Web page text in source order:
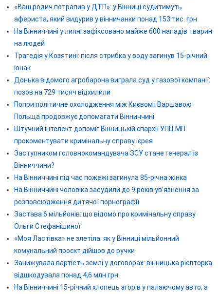
«Ваш родич потрапив у ДТП»: у Вінниці судитимуть
афериста, який видурив у вінничанки понад 153 тис. грн
На Вінниччині у липні зафіксовано майже 600 нападів тварин
на людей
Трагедія у Козятині: після стрибка у воду загинув 15-річний
юнак
Донька відомого агробарона виграла суд у газової компанії:
позов на 729 тисяч відхилили
Попри політичне охолодження між Києвом і Варшавою
Польща продовжує допомагати Вінниччині
Штучний інтелект допоміг Вінницькій єпархії УПЦ МП
прокоментувати кримінальну справу ієрея
Заступником головнокомандувача ЗСУ стане генерал із
Вінниччини?
На Вінниччині під час пожежі загинула 85-річна жінка
На Вінниччині чоловіка засудили до 9 років ув’язнення за
розповсюдження дитячої порнографії
Застава 6 мільйонів: що відомо про кримінальну справу
Ольги Стефанішиної
«Моя Ластівка» не злетіла: як у Вінниці мільйонний
комунальний проєкт дійшов до ручки
Занижувала вартість землі у договорах: вінницька рієлторка
відшкодувала понад 4,6 млн грн
На Вінниччині 15-річний хлопець згорів у палаючому авто, а